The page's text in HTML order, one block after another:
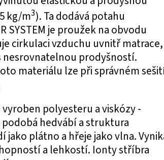
kg/m3). Ta dodává potahu
SYSTEM je proužek na obvodu
cirkulaci vzduchu uvnitř matrace,
nesrovnatelnou prodyšností.
materiálu lze při správném
polyesteru a viskózy -
hedvábí a struktura
plátno a hřeje jako vlna.
a lehkostí. Ionty stříbra